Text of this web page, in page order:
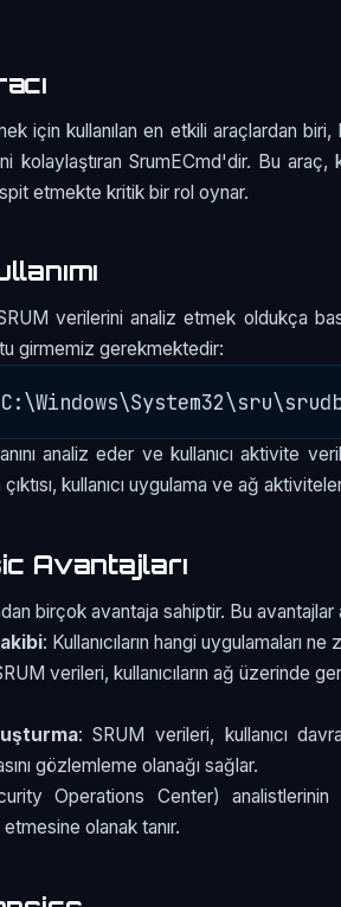
için kullanılan en etkili araçlardan
kolaylaştıran SrumECmd'dir. Bu araç,
etmekte kritik bir rol oynar.
verilerini analiz etmek oldukça
girmemiz gerekmektedir:
analiz eder ve kullanıcı aktivite
kullanıcı uygulama ve ağ
Avantajları
birçok avantaja sahiptir. Bu avantajlar
: Kullanıcıların hangi uygulamaları ne
verileri, kullanıcıların ağ üzerinde
: SRUM verileri, kullanıcı
gözlemleme olanağı sağlar.
Operations Center) analistlerinin
olanak tanır.